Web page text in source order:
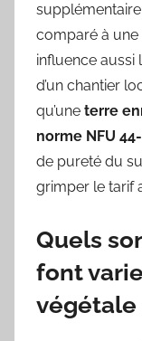
comparé à
influence aussi
d’un chantier
qu’une terre
norme NFU
de pureté du
grimper le tarif
Quels
font
végétale